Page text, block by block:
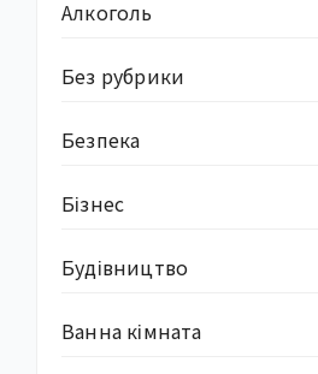
Алкоголь
Без рубрики
Безпека
Бізнес
Будівництво
Ванна кімната